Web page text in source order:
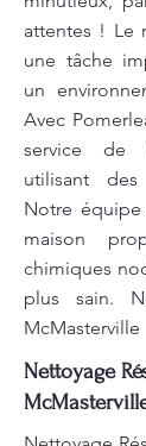
attentes ! Le
une tâche
un
Avec
service de
utilisant
Notre équipe
maison
chimiques
plus sain.
McMasterville
Nettoyage